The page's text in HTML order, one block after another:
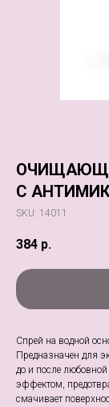
С
SKU: 14011
384 р.
Спрей на водной
Предназначен для
до и после
эффектом,
смачивает